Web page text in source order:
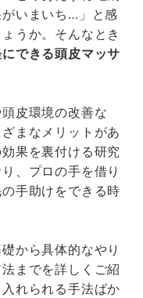
いまいち…」と感
うか。そんなとき
できる頭皮マッサ
皮環境の改善な
まなメリットがあ
果を裏付ける研究
、プロの手を借り
手助けをできる時
から具体的なやり
までを詳しくご紹
れられる手法ばか